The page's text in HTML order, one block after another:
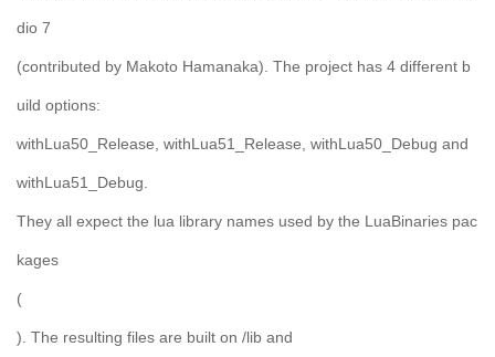
dio 7
(contributed by Makoto Hamanaka). The project has 4 different b
uild options:
withLua50_Release, withLua51_Release, withLua50_Debug and
withLua51_Debug.
They all expect the lua library names used by the LuaBinaries pac
kages
(
). The resulting files are built on /lib and